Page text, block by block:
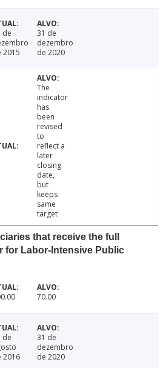
de
2015
31 de
dezembro
de 2020
The
indicator
has
been
revised
to
reflect a
later
closing
date,
but
keeps
same
target
that receive the full
for Labor-Intensive Public
70.00
de
2016
31 de
dezembro
de 2020